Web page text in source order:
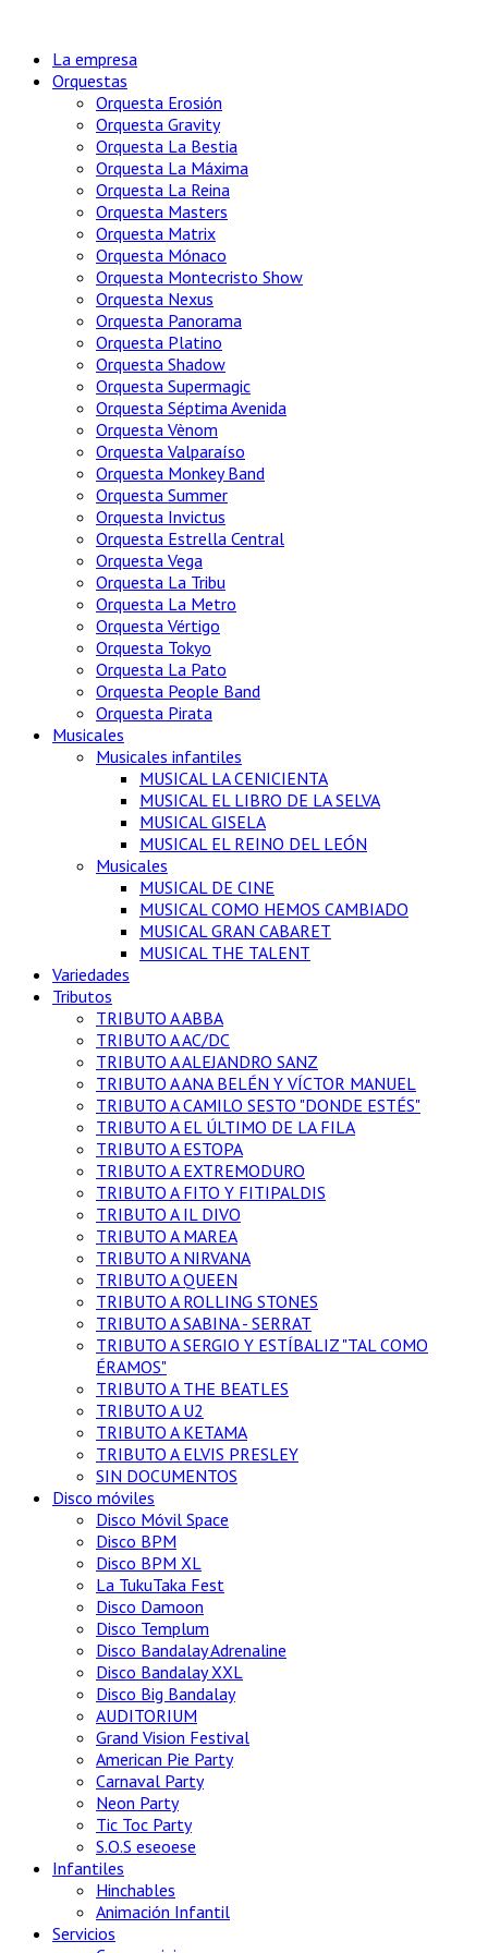
La empresa
Orquestas
Orquesta Erosión
Orquesta Gravity
Orquesta La Bestia
Orquesta La Máxima
Orquesta La Reina
Orquesta Masters
Orquesta Matrix
Orquesta Mónaco
Orquesta Montecristo Show
Orquesta Nexus
Orquesta Panorama
Orquesta Platino
Orquesta Shadow
Orquesta Supermagic
Orquesta Séptima Avenida
Orquesta Vènom
Orquesta Valparaíso
Orquesta Monkey Band
Orquesta Summer
Orquesta Invictus
Orquesta Estrella Central
Orquesta Vega
Orquesta La Tribu
Orquesta La Metro
Orquesta Vértigo
Orquesta Tokyo
Orquesta La Pato
Orquesta People Band
Orquesta Pirata
Musicales
Musicales infantiles
MUSICAL LA CENICIENTA
MUSICAL EL LIBRO DE LA SELVA
MUSICAL GISELA
MUSICAL EL REINO DEL LEÓN
Musicales
MUSICAL DE CINE
MUSICAL COMO HEMOS CAMBIADO
MUSICAL GRAN CABARET
MUSICAL THE TALENT
Variedades
Tributos
TRIBUTO A ABBA
TRIBUTO A AC/DC
TRIBUTO A ALEJANDRO SANZ
TRIBUTO A ANA BELÉN Y VÍCTOR MANUEL
TRIBUTO A CAMILO SESTO "DONDE ESTÉS"
TRIBUTO A EL ÚLTIMO DE LA FILA
TRIBUTO A ESTOPA
TRIBUTO A EXTREMODURO
TRIBUTO A FITO Y FITIPALDIS
TRIBUTO A IL DIVO
TRIBUTO A MAREA
TRIBUTO A NIRVANA
TRIBUTO A QUEEN
TRIBUTO A ROLLING STONES
TRIBUTO A SABINA - SERRAT
TRIBUTO A SERGIO Y ESTÍBALIZ "TAL COMO
ÉRAMOS"
TRIBUTO A THE BEATLES
TRIBUTO A U2
TRIBUTO A KETAMA
TRIBUTO A ELVIS PRESLEY
SIN DOCUMENTOS
Disco móviles
Disco Móvil Space
Disco BPM
Disco BPM XL
La TukuTaka Fest
Disco Damoon
Disco Templum
Disco Bandalay Adrenaline
Disco Bandalay XXL
Disco Big Bandalay
AUDITORIUM
Grand Vision Festival
American Pie Party
Carnaval Party
Neon Party
Tic Toc Party
S.O.S eseoese
Infantiles
Hinchables
Animación Infantil
Servicios